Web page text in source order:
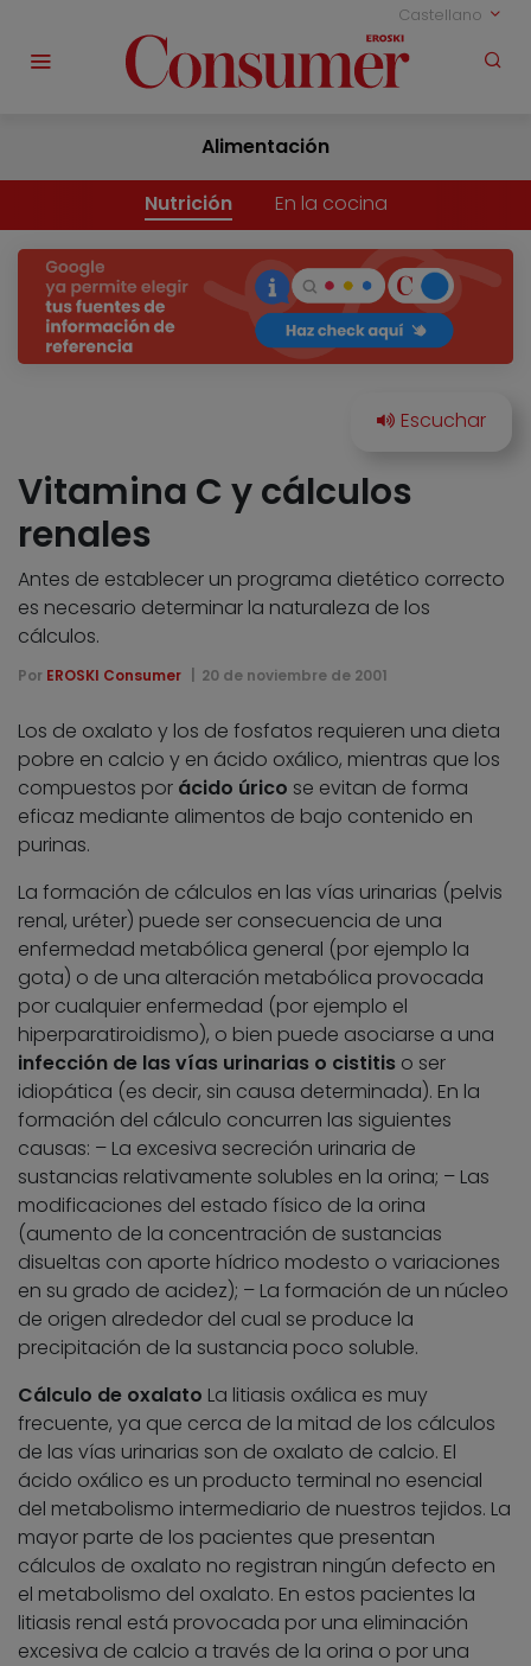
Castellano
Alimentación
Nutrición En la cocina
Vitamina C y cálculos
renales
Antes de establecer un programa dietético correcto
es necesario determinar la naturaleza de los
cálculos.
Por EROSKI Consumer 20 de noviembre de 2001
Los de oxalato y los de fosfatos requieren una dieta
pobre en calcio y en ácido oxálico, mientras que los
compuestos por ácido úrico se evitan de forma
eficaz mediante alimentos de bajo contenido en
purinas.
La formación de cálculos en las vías urinarias (pelvis
renal, uréter) puede ser consecuencia de una
enfermedad metabólica general (por ejemplo la
gota) o de una alteración metabólica provocada
por cualquier enfermedad (por ejemplo el
hiperparatiroidismo), o bien puede asociarse a una
infección de las vías urinarias o cistitis o ser
idiopática (es decir, sin causa determinada). En la
formación del cálculo concurren las siguientes
causas: – La excesiva secreción urinaria de
sustancias relativamente solubles en la orina; – Las
modificaciones del estado físico de la orina
(aumento de la concentración de sustancias
disueltas con aporte hídrico modesto o variaciones
en su grado de acidez); – La formación de un núcleo
de origen alrededor del cual se produce la
precipitación de la sustancia poco soluble.
Cálculo de oxalato La litiasis oxálica es muy
frecuente, ya que cerca de la mitad de los cálculos
de las vías urinarias son de oxalato de calcio. El
ácido oxálico es un producto terminal no esencial
del metabolismo intermediario de nuestros tejidos. La
mayor parte de los pacientes que presentan
cálculos de oxalato no registran ningún defecto en
el metabolismo del oxalato. En estos pacientes la
litiasis renal está provocada por una eliminación
excesiva de calcio a través de la orina o por una